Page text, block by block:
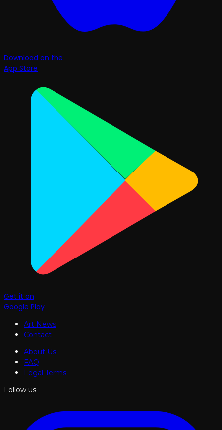
Download on the
App Store
Get it on
Google Play
Art News
Contact
About Us
FAQ
Legal Terms
Follow us